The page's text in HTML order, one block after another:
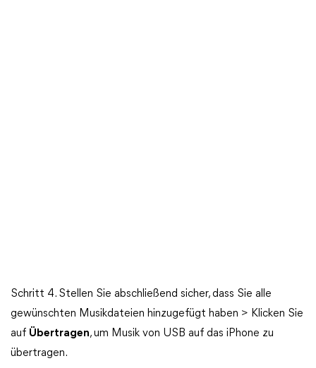
Schritt 4. Stellen Sie abschließend sicher, dass Sie alle
gewünschten Musikdateien hinzugefügt haben > Klicken Sie
auf Übertragen, um Musik von USB auf das iPhone zu
übertragen.